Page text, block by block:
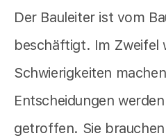
Der Bauleiter ist vom
beschäftigt. Im Zweifel
Schwierigkeiten
Entscheidungen
getroffen. Sie